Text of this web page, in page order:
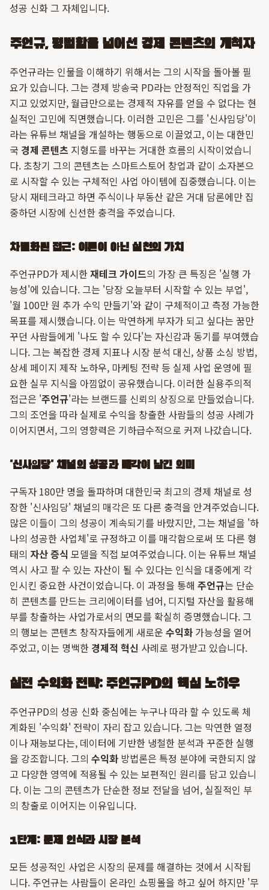
성공 신화 그 자체입니다.
주언규, 평범함을 넘어선 경제 콘텐츠의 개척자
주언규라는 인물을 이해하기 위해서는 그의 시작을 돌아볼 필
요가 있습니다. 그는 경제 방송국 PD라는 안정적인 직업을 가
지고 있었지만, 월급만으로는 경제적 자유를 얻을 수 없다는 현
실적인 고민에 직면했습니다. 이러한 고민은 그를 '신사임당'이
라는 유튜브 채널을 개설하는 행동으로 이끌었고, 이는 대한민
국 경제 콘텐츠 지형도를 바꾸는 거대한 흐름의 시작이었습니
다. 초창기 그의 콘텐츠는 스마트스토어 창업과 같이 소자본으
로 시작할 수 있는 구체적인 사업 아이템에 집중했습니다. 이는
당시 재테크라고 하면 주식이나 부동산 같은 거대 담론에만 집
중하던 시장에 신선한 충격을 주었습니다.
차별화된 접근: 이론이 아닌 실천의 가치
주언규PD가 제시한재테크 가이드의 가장 큰 특징은 '실행 가
능성'에 있습니다. 그는 '당장 오늘부터 시작할 수 있는 부업',
'월 100만 원 추가 수익 만들기'와 같이 구체적이고 측정 가능한
목표를 제시했습니다. 이는 막연하게 부자가 되고 싶다는 꿈만
꾸던 사람들에게 '나도 할 수 있다'는 자신감과 동기를 부여했습
니다. 그는 복잡한 경제 지표나 시장 분석 대신, 상품 소싱 방법,
상세 페이지 제작 노하우, 마케팅 전략 등 실제 사업 운영에 필
요한 실무 지식을 아낌없이 공유했습니다. 이러한 실용주의적
접근은 '주언규'라는 브랜드를 신뢰의 상징으로 만들었습니다.
그의 조언을 따라 실제로 수익을 창출한 사람들의 성공 사례가
이어지면서, 그의 영향력은 기하급수적으로 커져 나갔습니다.
'신사임당' 채널의 성공과 매각이 남긴 의미
구독자 180만 명을 돌파하며 대한민국 최고의 경제 채널로 성
장한 '신사임당' 채널의 매각은 또 다른 충격을 안겨주었습니다.
많은 이들이 그의 성공이 계속되기를 바랐지만, 그는 채널을 '하
나의 성공한 사업체'로 규정하고 이를 매각함으로써 또 다른 형
태의 자산 증식 모델을 직접 보여주었습니다. 이는 유튜브 채널
역시 사고 팔 수 있는 자산이 될 수 있다는 인식을 대중에게 각
인시킨 중요한 사건이었습니다. 이 과정을 통해 주언규는 단순
히 콘텐츠를 만드는 크리에이터를 넘어, 디지털 자산을 활용해
부를 창출하는 사업가로서의 면모를 확실히 증명했습니다. 그
의 행보는 콘텐츠 창작자들에게 새로운 수익화 가능성을 열어
주었고, 이는 명백한 경제적 혁신 사례로 평가받고 있습니다.
실전 수익화 전략: 주언규PD의 핵심 노하우
주언규PD의 성공 신화 중심에는 누구나 따라 할 수 있도록 체
계화된 '수익화' 전략이 자리 잡고 있습니다. 그는 막연한 열정
이나 재능보다는, 데이터에 기반한 냉철한 분석과 꾸준한 실행
을 강조합니다. 그의 수익화 방법론은 특정 분야에 국한되지 않
고 다양한 영역에 적용될 수 있는 보편적인 원리를 담고 있습니
다. 이는 그의 콘텐츠가 단순한 정보 전달을 넘어, 실질적인 부
의 창출로 이어지는 이유입니다.
1단계: 문제 인식과 시장 분석
모든 성공적인 사업은 시장의 문제를 해결하는 것에서 시작됩
니다. 주언규는 사람들이 온라인 쇼핑몰을 하고 싶어 하지만 '무